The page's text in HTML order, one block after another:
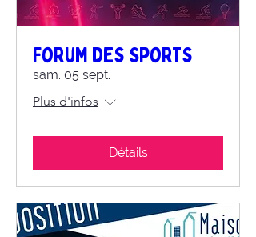
Forum des Sports
sam. 05 sept.
Plus d'infos
Détails